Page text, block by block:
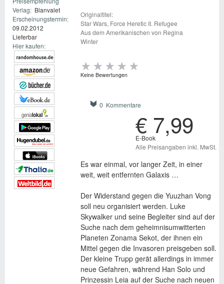
Verlag: Blanvalet
Erscheinungstermin:
09.02.2012
Lieferbar
Hier kaufen:
Originaltitel:
Star Wars, Force Heretic II. Refugee
Aus dem Amerikanischen von Regina
Winter
Keine Bewertungen
0 Kommentare
€ 7,99
E-Book
Alle Preisangaben inkl. MwSt.
Es war einmal, vor langer Zeit, in einer
weit, weit entfernten Galaxis …
Der Widerstand gegen die Yuuzhan Vong
soll neu organisiert werden. Luke
Skywalker und seine Begleiter sind auf der
Suche nach dem geheimnisumwitterten
Planeten Zonama Sekot, der ihnen ein
Mittel gegen die Invasoren preisgeben soll.
Der kleine Trupp gerät allerdings in immer
neue Gefahren, während Han Solo und
Prinzessin Leia auf der Suche nach neuen